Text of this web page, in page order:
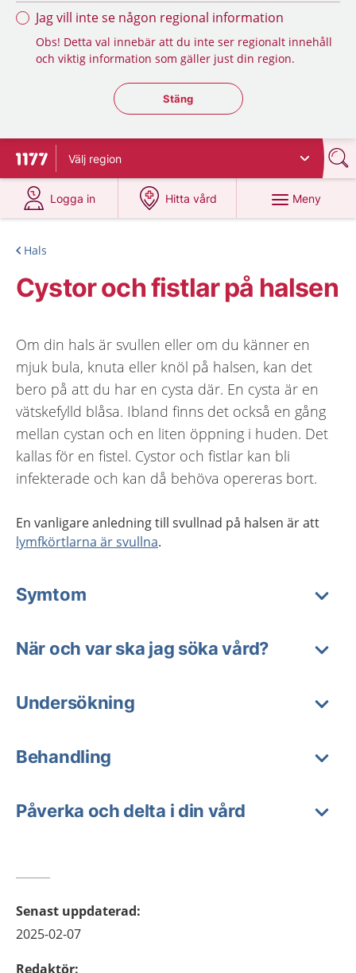
Jag vill inte se någon regional information
Obs! Detta val innebär att du inte ser regionalt innehåll
och viktig information som gäller just din region.
Stäng regionsväljaren
Stäng
Till startsidan för 1177
Välj region
Logga in
på 1177.se
Hitta vård
på 1177.se
Meny
Hals
Cystor och fistlar på halsen
Om din hals är svullen eller om du känner en
mjuk bula, knuta eller knöl på halsen, kan det
bero på att du har en cysta där. En cysta är en
vätskefylld blåsa. Ibland finns det också en gång
mellan cystan och en liten öppning i huden. Det
kallas för en fistel. Cystor och fistlar kan bli
infekterade och kan då behöva opereras bort.
En vanligare anledning till svullnad på halsen är att
lymfkörtlarna är svullna.
Symtom
När och var ska jag söka vård?
Undersökning
Behandling
Påverka och delta i din vård
Senast uppdaterad:
2025-02-07
Redaktör: